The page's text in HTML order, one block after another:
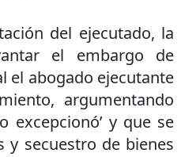
del ejecutado, la
el embargo de
el abogado ejecutante
argumentando
excepcionó’ y que se
y secuestro de bienes